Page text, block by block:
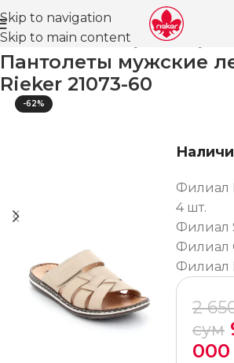
Skip to navigation
Skip to main content
Главная Магазин Обувь для мужчин
Пантолеты мужские
Rieker 21073-60
-62%
Филиал
4 шт.
Филиал
Филиал
Филиал
2
сум
000